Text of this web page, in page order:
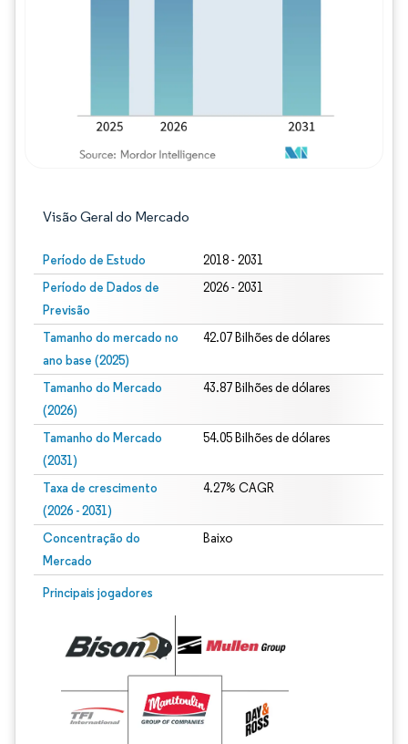
Visão Geral do Mercado
Período de Estudo 2018 - 2031
Período de Dados de
Previsão
2026 - 2031
Tamanho do mercado no
ano base (2025)
42.07 Bilhões de dólares
Tamanho do Mercado
(2026)
43.87 Bilhões de dólares
Tamanho do Mercado
(2031)
54.05 Bilhões de dólares
Taxa de crescimento
(2026 - 2031)
4.27% CAGR
Concentração do
Mercado
Baixo
Principais jogadores
Imagem © Mordor Intelligence. O reuso requer atribuição conforme CC BY 4.0.